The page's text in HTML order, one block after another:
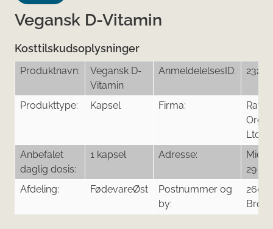
Vegansk D-Vitamin
Kosttilskudsoplysninger
Produktnavn:
Vegansk D-
Vitamin
AnmeldelelsesID: 23267
Produkttype: Kapsel Firma:
Raw
Ltd
Anbefalet
daglig dosis:
1 kapsel Adresse:
29
Afdeling:
FødevareØst
Postnummer og
by:
2605